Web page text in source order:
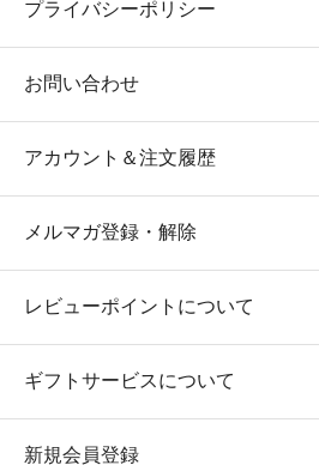
プライバシーポリシー
お問い合わせ
アカウント＆注文履歴
メルマガ登録・解除
レビューポイントについて
ギフトサービスについて
新規会員登録